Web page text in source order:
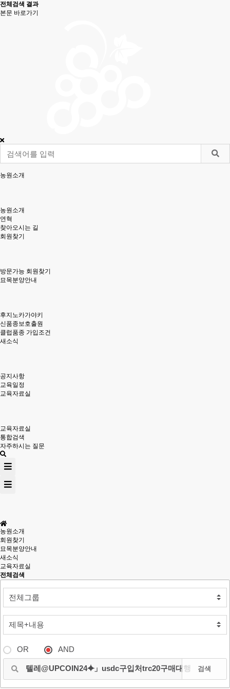
전체검색 결과
본문 바로가기
농원소개
농원소개
연혁
찾아오시는 길
회원찾기
방문가능 회원찾기
묘목분양안내
후지노카가야키
신품종보호출원
클럽품종 가입조건
새소식
공지사항
교육일정
교육자료실
교육자료실
통합검색
자주하시는 질문
농원소개
회원찾기
묘목분양안내
새소식
교육자료실
전체검색
OR AND
검색